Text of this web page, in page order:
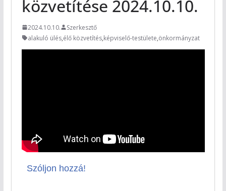
közvetítése 2024.10.10.
2024.10.10.
Szerkesztő
alakuló ülés,élő közvetítés,képviselő-testülete,önkormányzat
Szóljon hozzá!